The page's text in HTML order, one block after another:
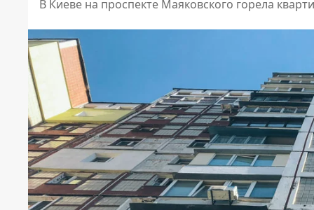
В Киеве на проспекте Маяковского горела